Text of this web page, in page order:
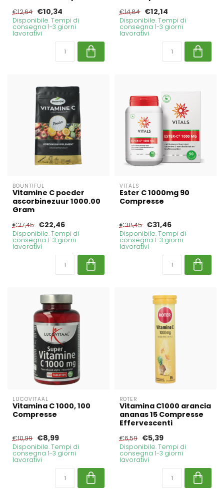
€12,64 €10,34
Disponibile. Tempi di
consegna 1-3 giorni
lavorativi
€14,84 €12,14
Disponibile. Tempi di
consegna 1-3 giorni
lavorativi
BOUNTIFUL
Vitamine C poeder
ascorbinezuur 1000.00
Gram
€27,45 €22,46
Disponibile. Tempi di
consegna 1-3 giorni
lavorativi
VITALS
Ester C 1000mg 90
Compresse
€38,45 €31,46
Disponibile. Tempi di
consegna 1-3 giorni
lavorativi
LUCOVITAAL
Vitamina C 1000, 100
Compresse
€10,99 €8,99
Disponibile. Tempi di
consegna 1-3 giorni
lavorativi
ROTER
Vitamina C1000 arancia
ananas 15 Compresse
Effervescenti
€6,59 €5,39
Disponibile. Tempi di
consegna 1-3 giorni
lavorativi